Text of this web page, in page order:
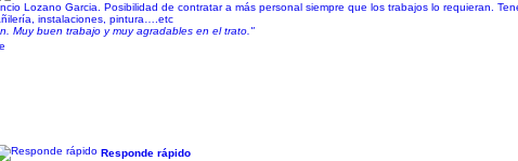
Lozano Garcia. Posibilidad de contratar a más personal siempre que los trabajos lo requieran.
instalaciones, pintura….etc
Muy buen trabajo y muy agradables en el trato."
Responde rápido